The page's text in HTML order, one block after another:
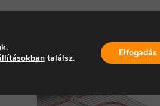
találsz. Elfogadás